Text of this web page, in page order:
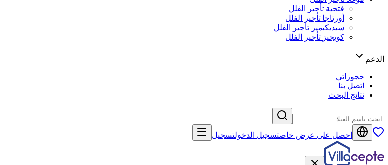
فتحية تأجير الفلل
أورتاجا تأجير الفلل
سيديكيمير تأجير الفلل
كويجيز تأجير الفلل
الدعم
حجوزاتي
اتصل بنا
نتائج البحث
احصل على عرض خاصتسجيل الدخولتسجيل